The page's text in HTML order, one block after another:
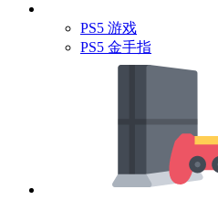
PS5 游戏
PS5 金手指